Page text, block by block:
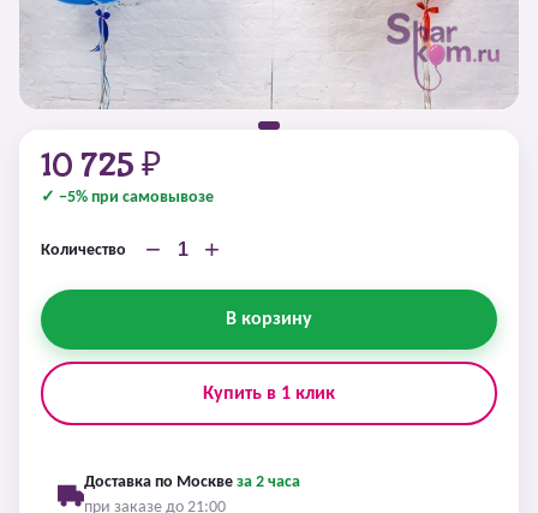
10 725 ₽
✓ −5% при самовывозе
Количество − +
В корзину
Купить в 1 клик
Доставка по Москве за 2 часа
при заказе до 21:00